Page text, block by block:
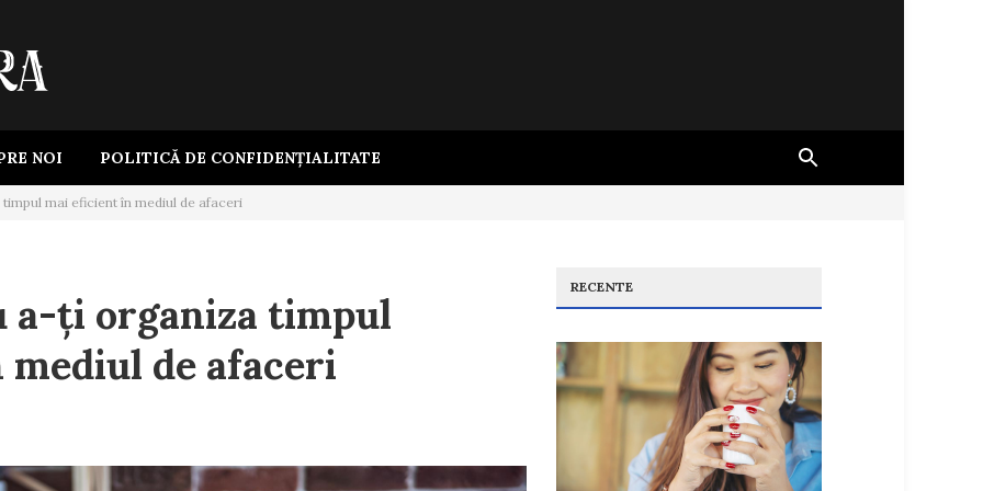
NOI POLITICĂ DE CONFIDENȚIALITATE
mai eficient în mediul de afaceri
a-ți organiza timpul
de afaceri
RECENTE